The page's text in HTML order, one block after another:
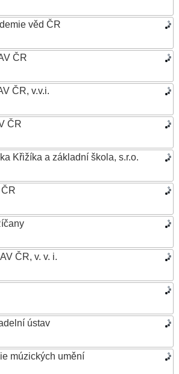
věd ČR
ČR
ČR, v.v.i.
ČR
Křižíka a základní škola, s.r.o.
ČR, v. v. i.
ústav
múzických umění